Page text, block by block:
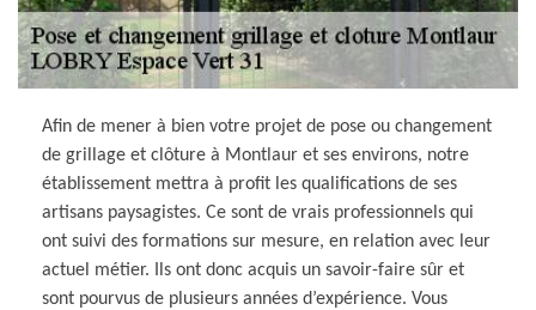
Afin de mener à bien votre projet de pose ou changement
de grillage et clôture à Montlaur et ses environs, notre
établissement mettra à profit les qualifications de ses
artisans paysagistes. Ce sont de vrais professionnels qui
ont suivi des formations sur mesure, en relation avec leur
actuel métier. Ils ont donc acquis un savoir-faire sûr et
sont pourvus de plusieurs années d’expérience. Vous